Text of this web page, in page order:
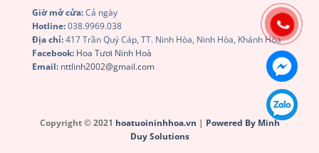
Giờ mở cửa:Cả ngày
Hotline:038.9969.038
Địa chỉ:417 Trần Quý Cáp, TT. Ninh Hòa, Ninh Hòa, Khánh Hòa
Facebook: Hoa Tươi Ninh Hoà
Email: nttlinh2002@gmail.com
Copyright © 2021 hoatuoininhhoa.vn | Powered By Minh
Duy Solutions